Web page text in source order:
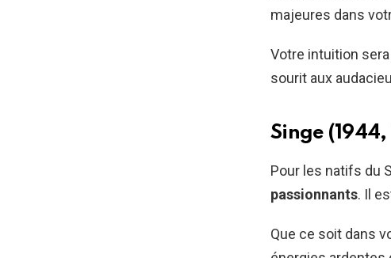
majeures dans
Votre intuition
sourit aux
Singe
Pour les natifs du
passionnants. Il
Que ce soit dans